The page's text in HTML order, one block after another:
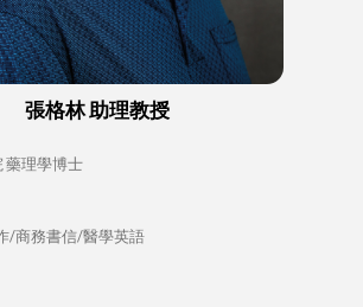
張格林 助理教授
藥理學博士
/商務書信/醫學英語